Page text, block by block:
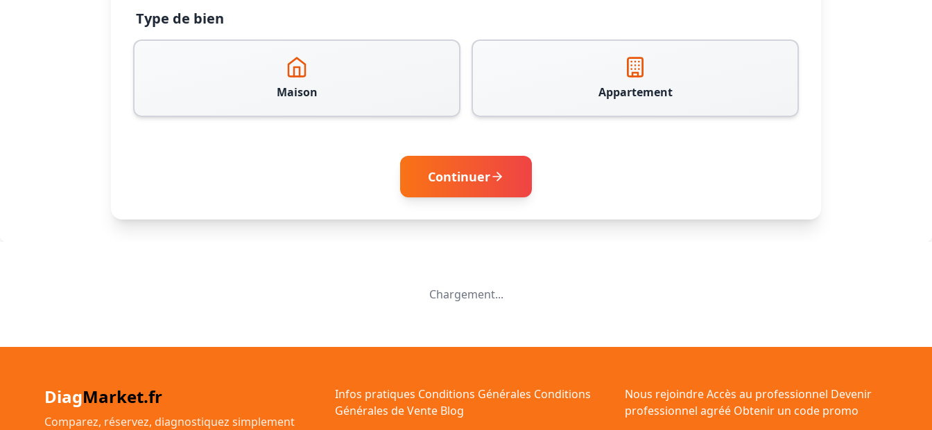
Type de bien
Maison Appartement
Continuer
Chargement...
DiagMarket.fr
Comparez, réservez, diagnostiquez simplement
Infos pratiques Conditions Générales Conditions
Générales de Vente Blog
Nous rejoindreAccès au professionnel Devenir
professionnel agréé Obtenir un code promo